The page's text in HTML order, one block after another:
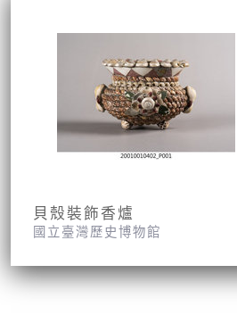
貝殼裝飾香爐
國立臺灣歷史博物館